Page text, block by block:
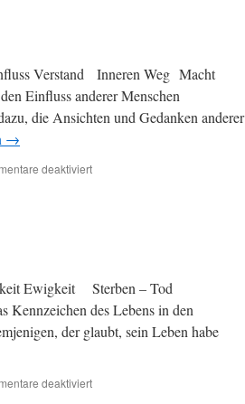
Verstand Inneren Weg Macht
Einfluss anderer Menschen
die Ansichten und Gedanken anderer
→
deaktiviertfür
Ewigkeit Sterben – Tod
Kennzeichen des Lebens in den
der glaubt, sein Leben habe
deaktiviertfür